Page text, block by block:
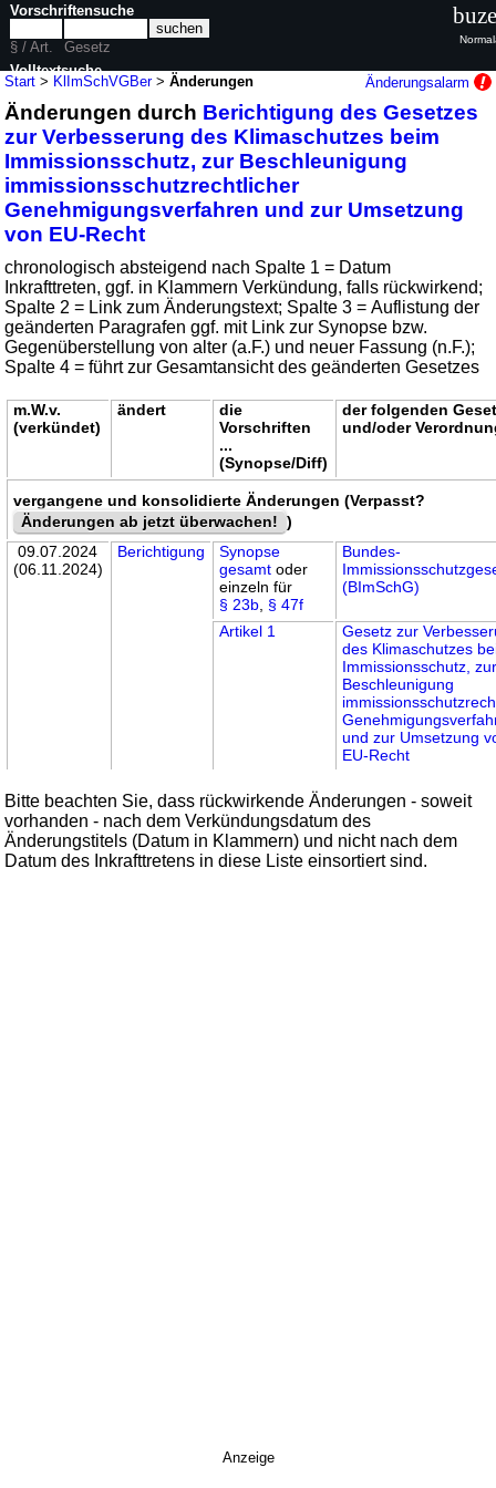
Start > KlImSchVGBer>Änderungen Änderungsalarm
Änderungen durch Berichtigung des Gesetzes
zur Verbesserung des Klimaschutzes beim
Immissionsschutz, zur Beschleunigung
immissionsschutzrechtlicher
Genehmigungsverfahren und zur Umsetzung
von EU-Recht
chronologisch absteigend nach Spalte 1 = Datum
Inkrafttreten, ggf. in Klammern Verkündung, falls rückwirkend;
Spalte 2 = Link zum Änderungstext; Spalte 3 = Auflistung der
geänderten Paragrafen ggf. mit Link zur Synopse bzw.
Gegenüberstellung von alter (a.F.) und neuer Fassung (n.F.);
Spalte 4 = führt zur Gesamtansicht des geänderten Gesetzes
m.W.v.
(verkündet)
ändert
die
Vorschriften
...
(Synopse/Diff)
der folgenden
und/oder
vergangene und konsolidierte Änderungen (Verpasst?
Änderungen ab jetzt überwachen! )
09.07.2024
(06.11.2024)
Berichtigung
Synopse
gesamt oder
einzeln für
§ 23b § 47f
Bundes-
(BImSchG)
Artikel 1
Gesetz zur
des Klimaschutzes
Immissionsschutz,
Beschleunigung
und zur Umsetzung
EU-Recht
Bitte beachten Sie, dass rückwirkende Änderungen - soweit
vorhanden - nach dem Verkündungsdatum des
Änderungstitels (Datum in Klammern) und nicht nach dem
Datum des Inkrafttretens in diese Liste einsortiert sind.
Vorschriftensuche
§ / Art.
Gesetz
Volltextsuche
nur in KlImSchVGBer
Anzeige